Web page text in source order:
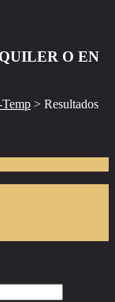
O EN
> Resultados